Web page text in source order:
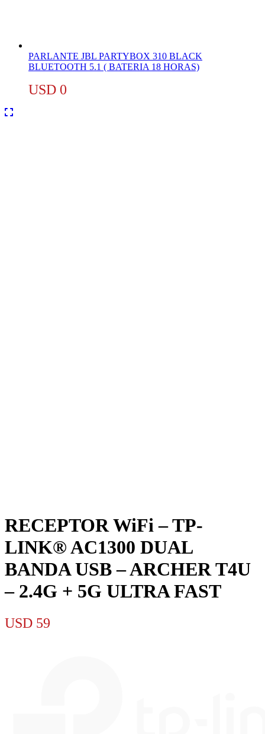
PARLANTE JBL PARTYBOX 310 BLACK
BLUETOOTH 5.1 ( BATERIA 18 HORAS)
USD 0
RECEPTOR WiFi – TP-
LINK® AC1300 DUAL
BANDA USB – ARCHER T4U
– 2.4G + 5G ULTRA FAST
USD 59